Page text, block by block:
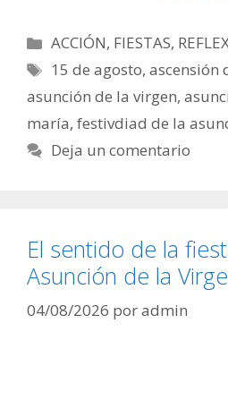
Categorías
ACCIÓN, FIESTAS,
Etiquetas
15 de agosto,ascensión
asunción de la virgen,
maría, festivdiad de la
Deja un comentario
El sentido de la
Asunción de la
04/08/2026 poradmin